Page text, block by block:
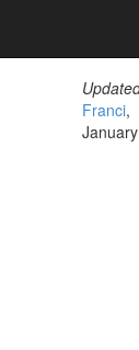
Franci,